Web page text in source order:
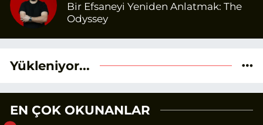
Bir Efsaneyi Yeniden Anlatmak: The
Odyssey
Yükleniyor...
EN ÇOK OKUNANLAR